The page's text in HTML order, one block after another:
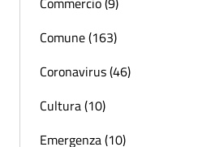
Comune (163)
Coronavirus (46)
Cultura (10)
Emergenza (10)